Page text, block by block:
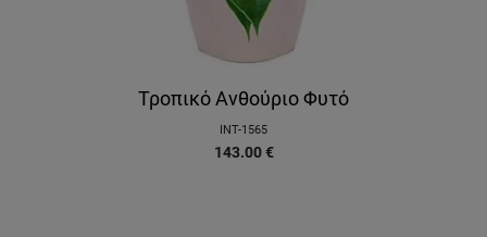
Τροπικό Ανθούριο Φυτό
INT-1565
143.00 €